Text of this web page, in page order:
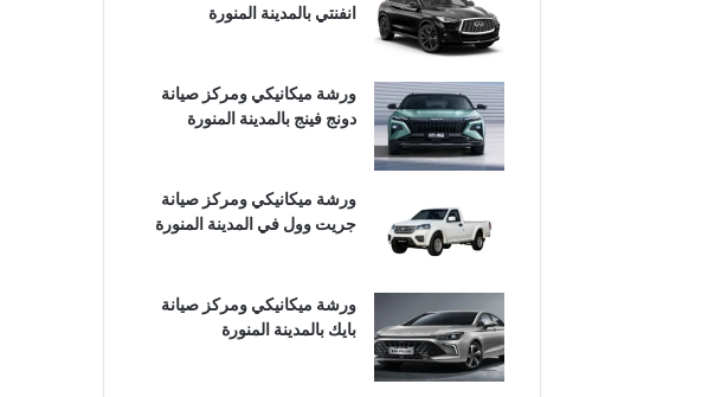
انفنتي بالمدينة المنورة
ورشة ميكانيكي ومركز صيانة
دونج فينج بالمدينة المنورة
ورشة ميكانيكي ومركز صيانة
جريت وول في المدينة المنورة
ورشة ميكانيكي ومركز صيانة
بايك بالمدينة المنورة